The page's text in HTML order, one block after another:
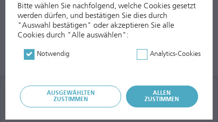
Bitte wählen Sie nachfolgend, welche Cookies gesetzt
werden dürfen, und be­stätigen Sie dies durch
"Auswahl bestätigen" oder akzep­tieren Sie alle
Cookies durch "Alle auswählen":
Notwendig Analytics-Cookies
AUSGEWÄHLTEN
ZUSTIMMEN
ALLEN
ZUSTIMMEN